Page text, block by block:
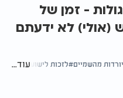
- זמן של
(אולי) לא ידעתם
מהשמיים לזכות לישועותעוד...